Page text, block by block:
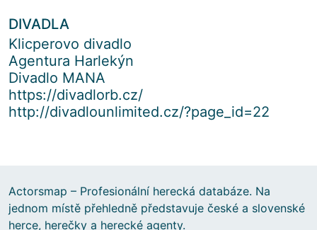
DIVADLA
Klicperovo divadlo
Agentura Harlekýn
Divadlo MANA
https://divadlorb.cz/
http://divadlounlimited.cz/?page_id=22
Actorsmap – Profesionální herecká databáze. Na
jednom místě přehledně představuje české a slovenské
herce, herečky a herecké agenty.